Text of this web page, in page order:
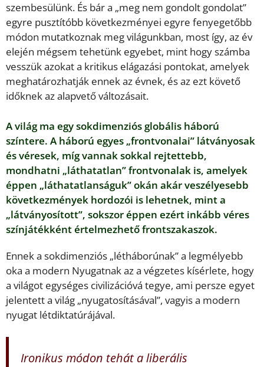
szembesülünk. És bár a „meg nem gondolt gondolat”
egyre pusztítóbb következményei egyre fenyegetőbb
módon mutatkoznak meg világunkban, most így, az év
elején mégsem tehetünk egyebet, mint hogy számba
vesszük azokat a kritikus elágazási pontokat, amelyek
meghatározhatják ennek az évnek, és az ezt követő
időknek az alapvető változásait.
A világ ma egy sokdimenziós globális háború
színtere. A háború egyes „frontvonalai” látványosak
és véresek, míg vannak sokkal rejtettebb,
mondhatni „láthatatlan” frontvonalak is, amelyek
éppen „láthatatlanságuk” okán akár veszélyesebb
következmények hordozói is lehetnek, mint a
„látványosított”, sokszor éppen ezért inkább véres
színjátékként értelmezhető frontszakaszok.
Ennek a sokdimenziós „létháborúnak” a legmélyebb
oka a modern Nyugatnak az a végzetes kísérlete, hogy
a világot egységes civilizációvá tegye, ami persze egyet
jelentett a világ „nyugatosításával”, vagyis a modern
nyugat létdiktatúrájával.
Ironikus módon tehát a liberális